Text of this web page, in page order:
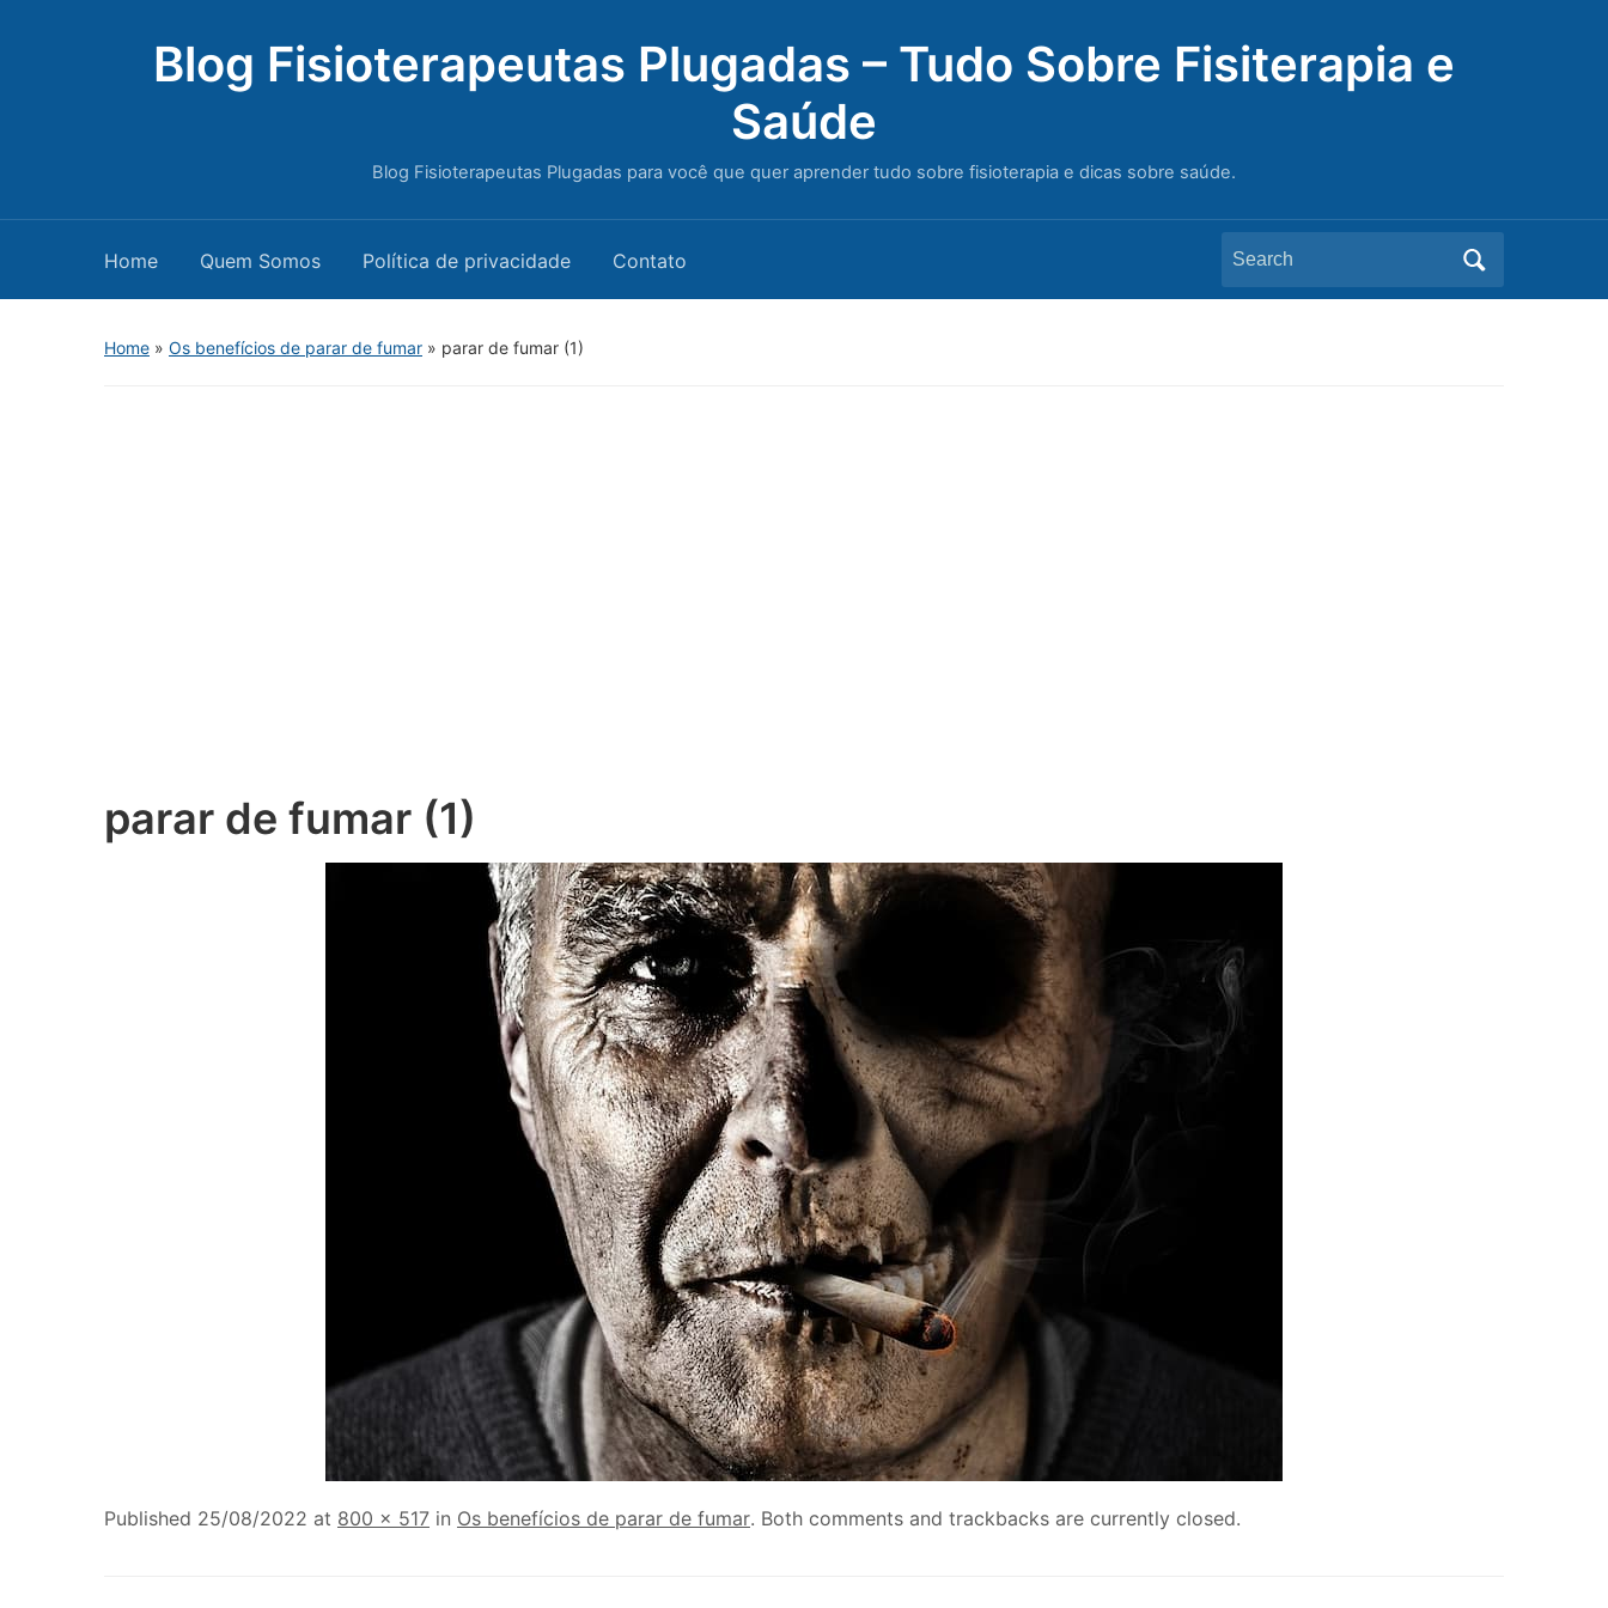
Blog Fisioterapeutas Plugadas – Tudo Sobre Fisiterapia e
Saúde
Blog Fisioterapeutas Plugadas para você que quer aprender tudo sobre fisioterapia e dicas sobre saúde.
Home Quem Somos Política de privacidade Contato
Search
for:
Home » Os benefícios de parar de fumar » parar de fumar (1)
parar de fumar (1)
Published 25/08/2022 at 800 × 517 in Os benefícios de parar de fumar. Both comments and trackbacks are currently closed.